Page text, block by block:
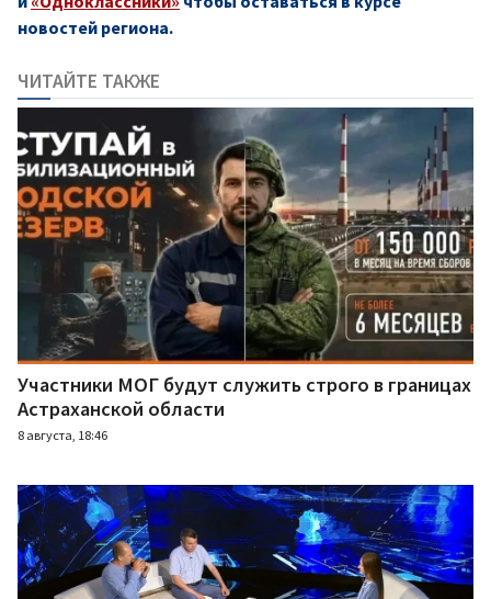
новостей региона.
ЧИТАЙТЕ ТАКЖЕ
Участники МОГ будут служить строго в границах
Астраханской области
8 августа, 18:46